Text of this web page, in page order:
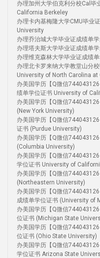
办理加州大学伯克利分校Cal
California Berkeley
办理卡内基梅隆大学CMU毕业
University
办理乔治城大学毕业证成绩单
办理塔夫斯大学毕业证成绩单
办理维克森林大学毕业证成绩
办理北卡罗来纳大学教堂山分
University of North Carolina at
办美国学历【Q微信
绩单学位证书 University of
办美国学历【Q微信
(New York University)
办美国学历【Q微信
证书 (Purdue University)
办美国学历【Q微信
(Columbia University)
办美国学历【Q微信
学位证书 University of
办美国学历【Q微信
(Northeastern University)
办美国学历【Q微信
成绩单学位证书 (University of
办美国学历【Q微信
位证书 (Michigan State
办美国学历【Q微信
位证书 (Ohio State University)
办美国学历【Q微信
学位证书 Arizona State